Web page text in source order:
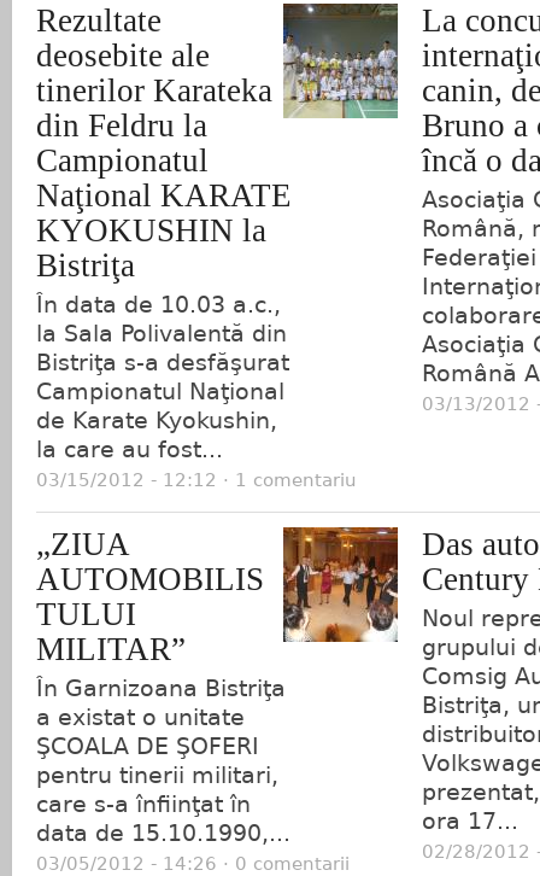
Rezultate
deosebite ale
tinerilor Karateka
din Feldru la
Campionatul
Naţional KARATE
KYOKUSHIN la
Bistriţa
În data de 10.03 a.c.,
la Sala Polivalentă din
Bistriţa s-a desfăşurat
Campionatul Naţional
de Karate Kyokushin,
la care au fost...
03/15/2012 - 12:12 · 1 comentariu
La
canin,
Bruno a
încă o
Asociaţia
Română,
Asociaţia
Română
03/13/2012
„ZIUA
AUTOMOBILIS
TULUI
MILITAR”
În Garnizoana Bistriţa
a existat o unitate
ŞCOALA DE ŞOFERI
pentru tinerii militari,
care s-a înfiinţat în
data de 15.10.1990,...
03/05/2012 - 14:26 · 0 comentarii
Das
Century
Noul
grupului
Comsig
Bistriţa,
ora 17...
02/28/2012